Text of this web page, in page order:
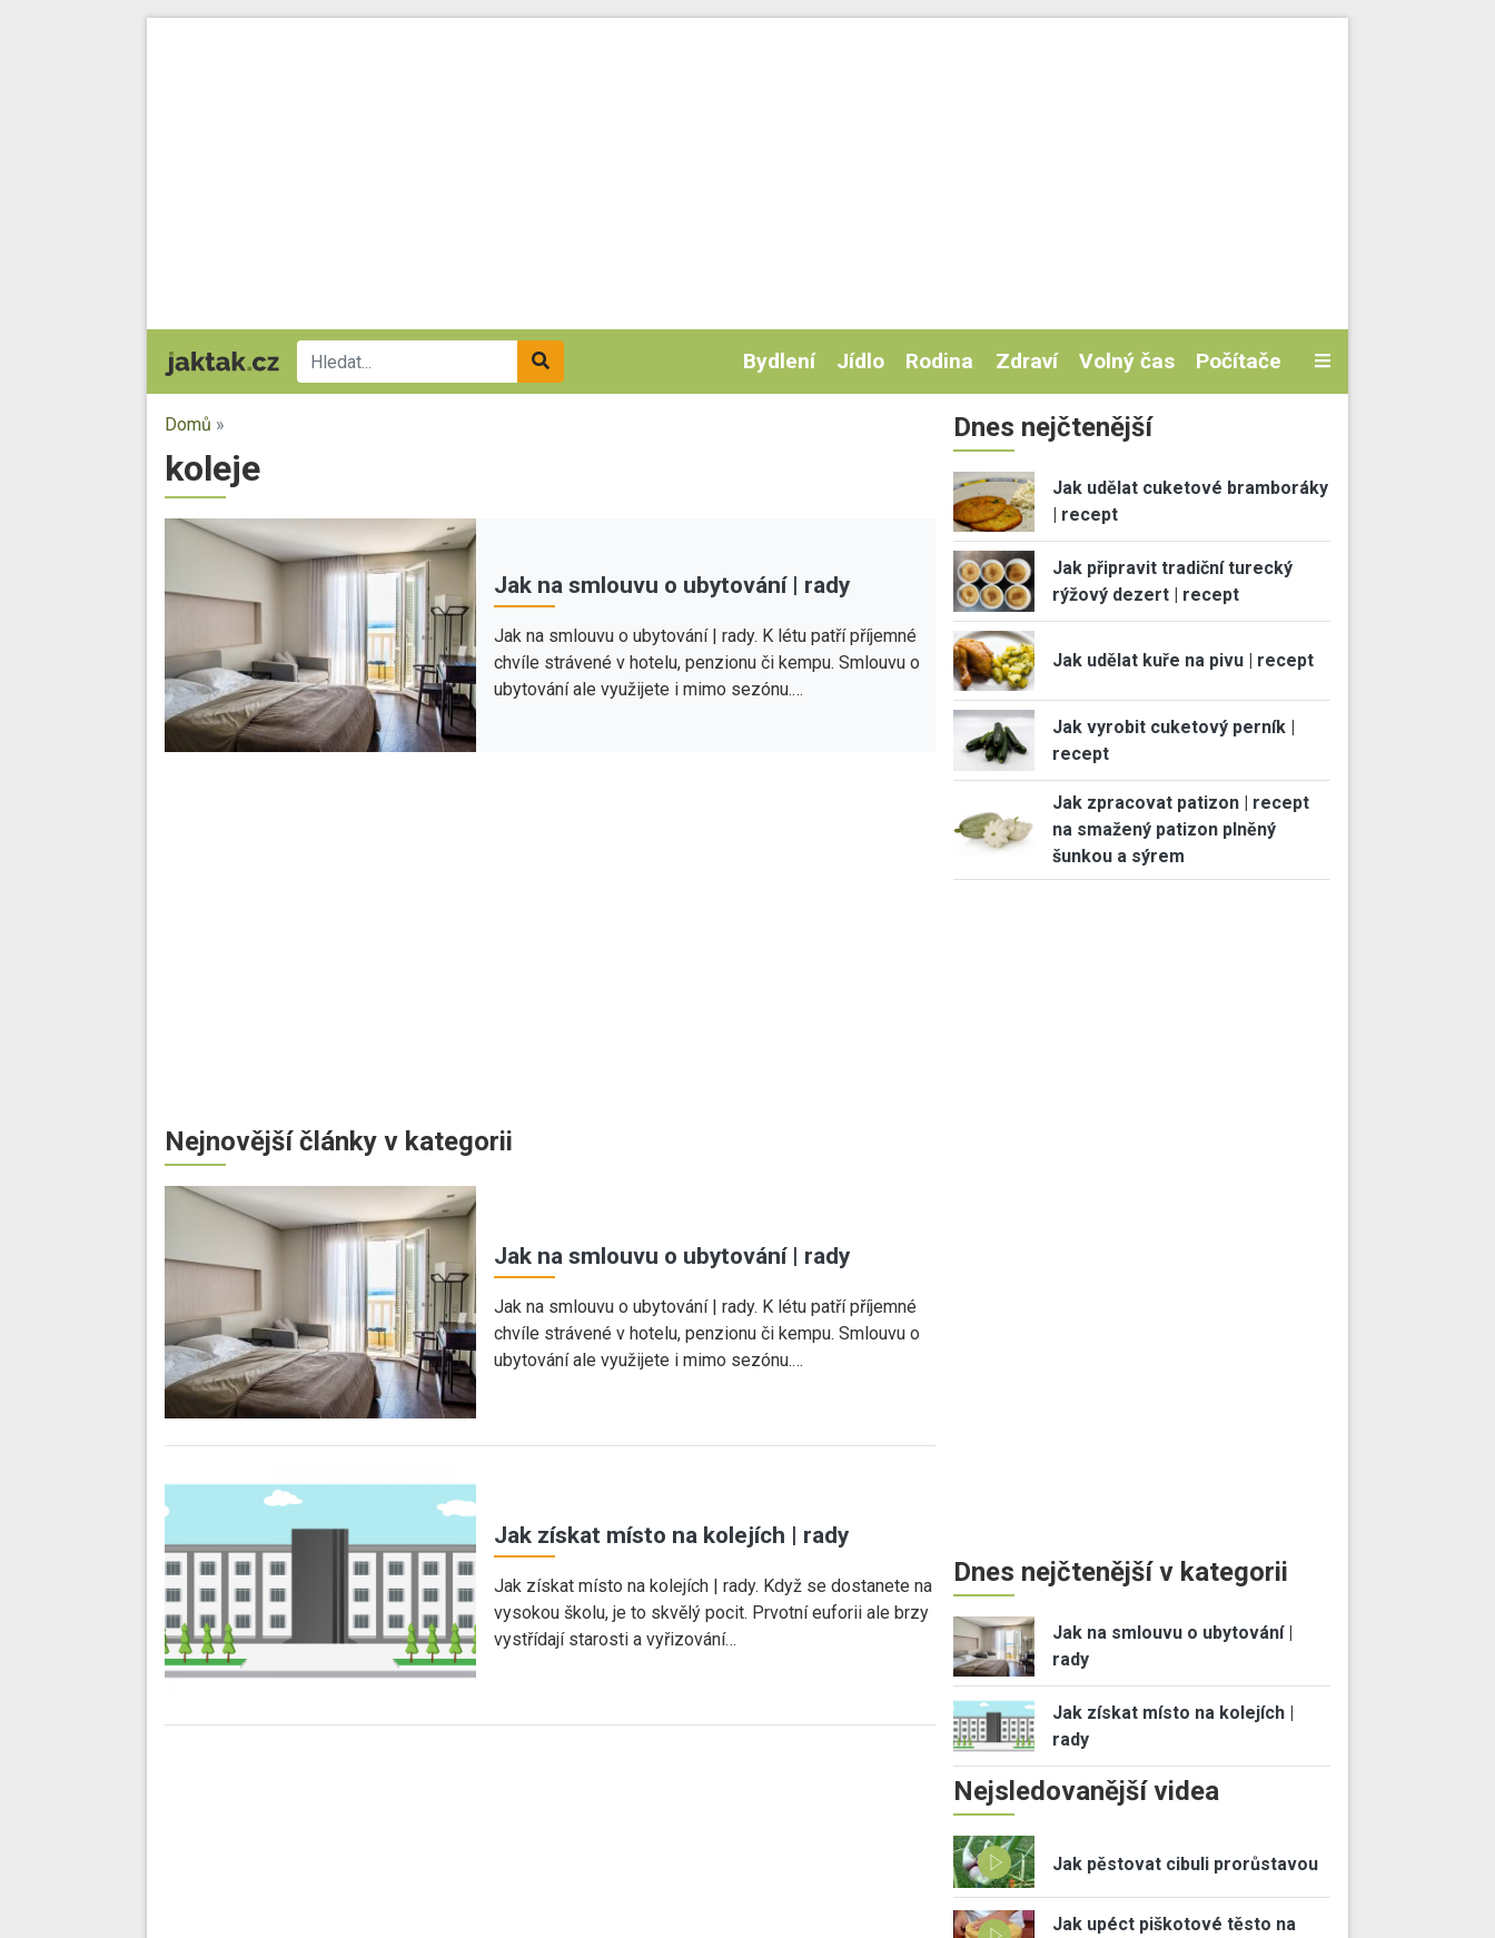
Bydlení Jídlo Rodina Zdraví Volný čas Počítače
Domů »
koleje
Jak na smlouvu o ubytování | rady
Jak na smlouvu o ubytování | rady. K létu patří příjemné
chvíle strávené v hotelu, penzionu či kempu. Smlouvu o
ubytování ale využijete i mimo sezónu.…
Nejnovější články v kategorii
Jak na smlouvu o ubytování | rady
Jak na smlouvu o ubytování | rady. K létu patří příjemné
chvíle strávené v hotelu, penzionu či kempu. Smlouvu o
ubytování ale využijete i mimo sezónu.…
Jak získat místo na kolejích | rady
Jak získat místo na kolejích | rady. Když se dostanete na
vysokou školu, je to skvělý pocit. Prvotní euforii ale brzy
vystřídají starosti a vyřizování…
Dnes nejčtenější
Jak udělat cuketové bramboráky
| recept
Jak připravit tradiční turecký
rýžový dezert | recept
Jak udělat kuře na pivu | recept
Jak vyrobit cuketový perník |
recept
Jak zpracovat patizon | recept
na smažený patizon plněný
šunkou a sýrem
Dnes nejčtenější v kategorii
Jak na smlouvu o ubytování |
rady
Jak získat místo na kolejích |
rady
Nejsledovanější videa
Jak pěstovat cibuli prorůstavou
Jak upéct piškotové těsto na